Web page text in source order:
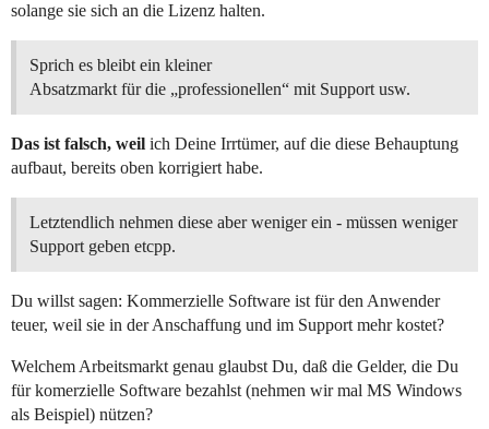
solange sie sich an die Lizenz halten.
Sprich es bleibt ein kleiner
Absatzmarkt für die „professionellen“ mit Support usw.
Das ist falsch, weil ich Deine Irrtümer, auf die diese Behauptung
aufbaut, bereits oben korrigiert habe.
Letztendlich nehmen diese aber weniger ein - müssen weniger
Support geben etcpp.
Du willst sagen: Kommerzielle Software ist für den Anwender
teuer, weil sie in der Anschaffung und im Support mehr kostet?
Welchem Arbeitsmarkt genau glaubst Du, daß die Gelder, die Du
für komerzielle Software bezahlst (nehmen wir mal MS Windows
als Beispiel) nützen?